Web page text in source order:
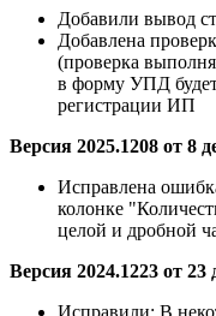
Добавили вывод
Добавлена
(проверка
в форму УПД
регистрации ИП
Версия 2025.1208 от 8
Исправлена
колонке
целой и дробной
Версия 2024.1223 от 23